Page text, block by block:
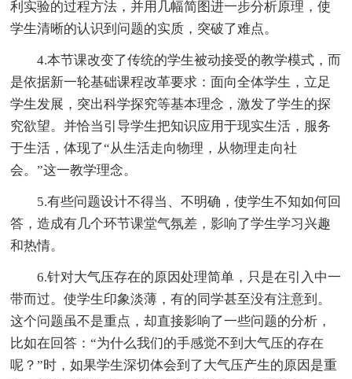
利实验的过程方法，并用几幅简图进一步分析原理，使
学生清晰的认识到问题的实质，突破了难点。
4.本节课改变了传统的学生被动接受的教学模式，而
是依据新一轮基础课程改革要求：面向全体学生，立足
学生发展，突出科学探究等基本理念，激发了学生的探
究欲望。并恰当引导学生把知识应用于现实生活，服务
于生活，体现了“从生活走向物理，从物理走向社
会。”这一教学理念。
5.有些问题设计不得当、不明确，使学生不知如何回
答，造成有几个环节课堂气氛差，影响了学生学习兴趣
和热情。
6.针对大气压存在的原因处理简单，只是在引入中一
带而过。使学生印象淡薄，有的同学甚至没有注意到。
这个问题虽不是重点，却直接影响了一些问题的分析，
比如在回答：“为什么我们的手感觉不到大气压的存在
呢？”时，如果学生深切体会到了大气压产生的原因是重